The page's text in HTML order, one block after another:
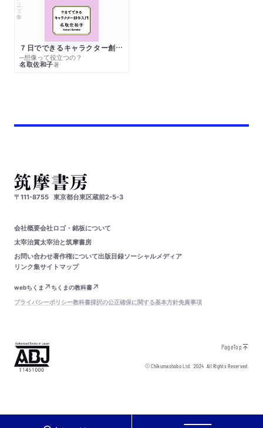
７日でできるキャラクター創作入門
─想像って役立つの？
名取佐和子著
〒111-8755 東京都台東区蔵前2-5-3
会社概要会社ロゴ・銘板について
太宰治賞太宰治と筑摩書房
お問い合わせ著作権について出版目録ソーシャルメディア
リンク集サイトマップ
webちくま
ちくまの教科書
プライバシーポリシー教科書採択の公正確保に関する基本方針免責事項
PageTop
© Chikumashobo Ltd.2024 All Rights Reserved.